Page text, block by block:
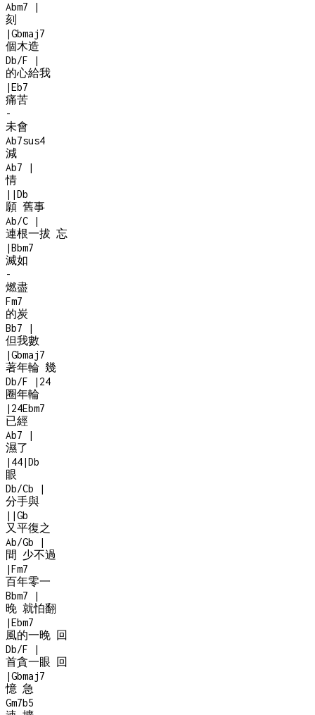
Abm7
|
刻
|Gbmaj7
個木造
Db/F
|
的心給我
|Eb7
痛苦
-
未會
Ab7sus4
減
Ab7
|
情
| |Db
願 舊事
Ab/C
|
連根一拔 忘
|Bbm7
滅如
-
燃盡
Fm7
的炭
Bb7
|
但我數
|Gbmaj7
著年輪 幾
Db/F
| 24
圈年輪
| 24Ebm7
已經
Ab7
|
濕了
| 44|Db
眼
Db/Cb
|
分手與
| |Gb
又平復之
Ab/Gb
|
間 少不過
|Fm7
百年零一
Bbm7
|
晚 就怕翻
|Ebm7
風的一晚 回
Db/F
|
首貪一眼 回
|Gbmaj7
憶 急
Gm7b5